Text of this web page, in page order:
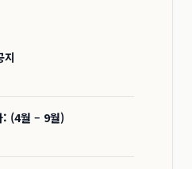
지
: (4월 – 9월)